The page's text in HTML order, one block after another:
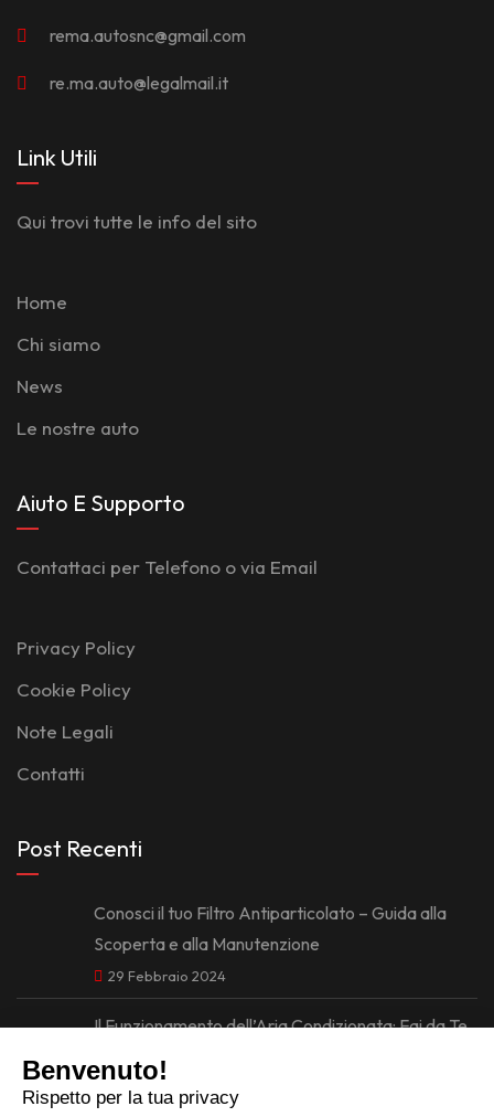
rema.autosnc@gmail.com
re.ma.auto@legalmail.it
Link Utili
Qui trovi tutte le info del sito
Home
Chi siamo
News
Le nostre auto
Aiuto E Supporto
Contattaci per Telefono o via Email
Privacy Policy
Cookie Policy
Note Legali
Contatti
Post Recenti
Conosci il tuo Filtro Antiparticolato – Guida alla
Scoperta e alla Manutenzione
29 Febbraio 2024
Il Funzionamento dell’Aria Condizionata: Fai da Te
Ricarica Gas e Manutenzione dei Filtri
29 Febbraio 2024